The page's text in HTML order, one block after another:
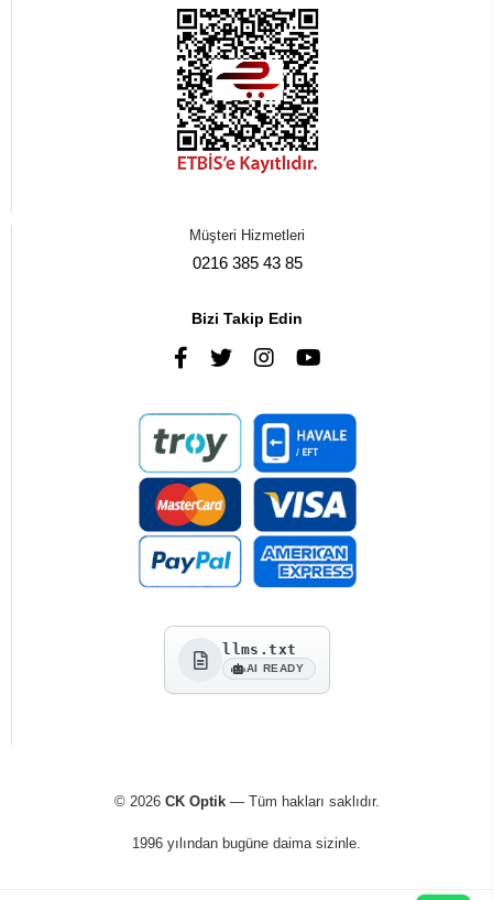
Müşteri Hizmetleri
0216 385 43 85
Bizi Takip Edin
llms.txt
AI READY
© 2026 CK Optik— Tüm hakları saklıdır.
1996 yılından bugüne daima sizinle.